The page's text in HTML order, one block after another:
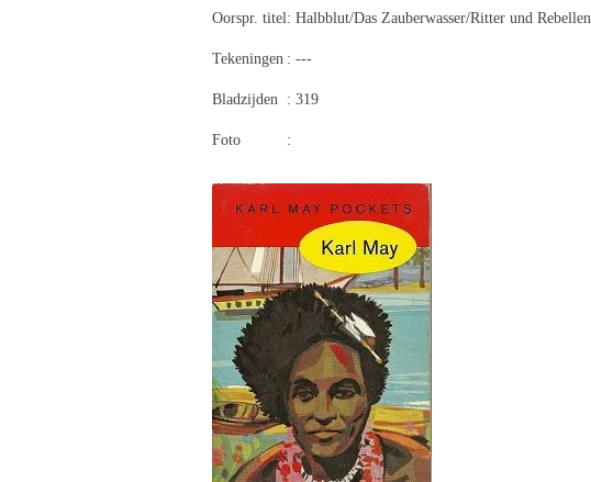
Oorspr. titel : Halbblut/Das Zauberwasser/Ritter und Rebellen
Tekeningen : ---
Bladzijden : 319
Foto :